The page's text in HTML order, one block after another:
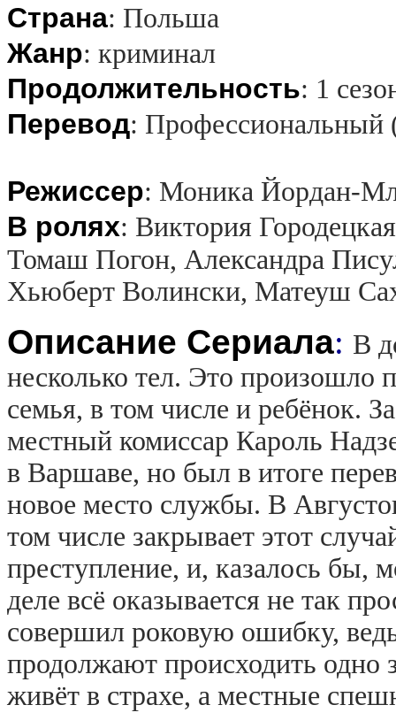
Страна: Польша
Жанр: криминал
Продолжительность: 1
Перевод: Профессиональный
Режиссер: Моника Йордан-
В ролях: Виктория
Томаш Погон, Александра
Хьюберт Волински, Матеуш
Описание Сериала: В
несколько тел. Это произошло
семья, в том числе и ребёнок.
местный комиссар Кароль
в Варшаве, но был в итоге
новое место службы. В
том числе закрывает этот
преступление, и, казалось бы,
деле всё оказывается не так
совершил роковую ошибку,
продолжают происходить одно
живёт в страхе, а местные